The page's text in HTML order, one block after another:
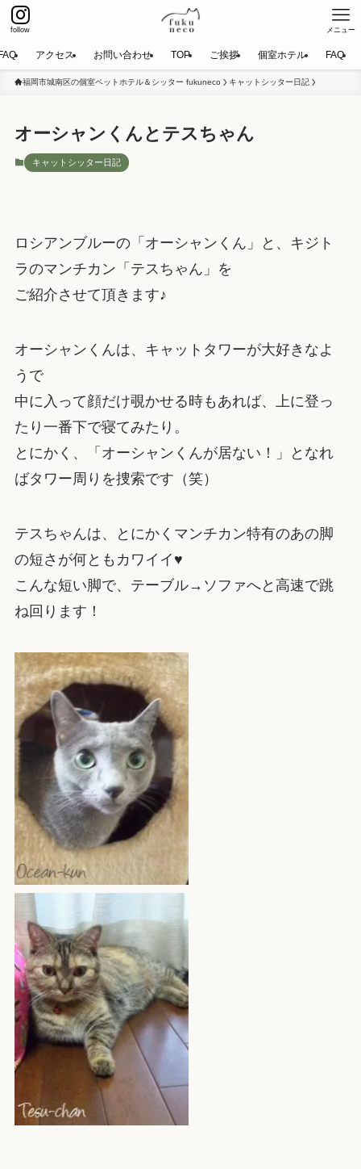
follow メニュー
アクセス お問い合わせ TOP ご挨拶 個室ホテル FAQ
福岡市城南区の個室ペットホテル＆シッター fukuneco キャットシッター日記
オーシャンくんとテスちゃん
キャットシッター日記
ロシアンブルーの「オーシャンくん」と、キジト
ラのマンチカン「テスちゃん」を
ご紹介させて頂きます♪
オーシャンくんは、キャットタワーが大好きなよ
うで
中に入って顔だけ覗かせる時もあれば、上に登っ
たり一番下で寝てみたり。
とにかく、「オーシャンくんが居ない！」となれ
ばタワー周りを捜索です（笑）
テスちゃんは、とにかくマンチカン特有のあの脚
の短さが何ともカワイイ♥
こんな短い脚で、テーブル→ソファへと高速で跳
ね回ります！